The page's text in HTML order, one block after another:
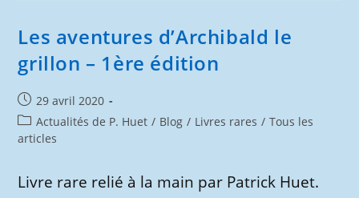
Les aventures d’Archibald le
grillon – 1ère édition
Publication
publiée :
29 avril 2020
Post
category:
Actualités de P. Huet / Blog / Livres rares / Tous les
articles
Livre rare relié à la main par Patrick Huet.